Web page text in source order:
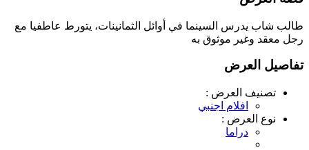
طالب شاب يدرس السينما في أوائل الثمانينات، يتورط عاطفيا مع
رجل معقد وغير موثوق به
تفاصيل العرض
تصنيف العرض :
افلام اجنبي
نوع العرض :
دراما